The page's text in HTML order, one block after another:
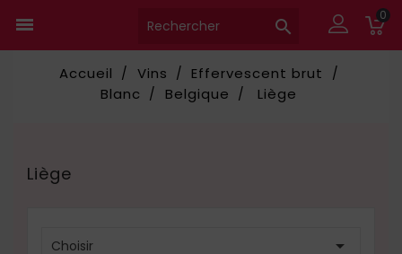
 
0
Accueil Vins
Effervescent brut
Blanc
Belgique Liège
Liège
Choisir 